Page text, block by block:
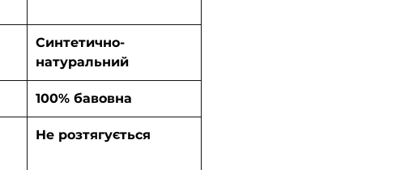
Синтетично-
натуральний
100% бавовна
Не розтягується